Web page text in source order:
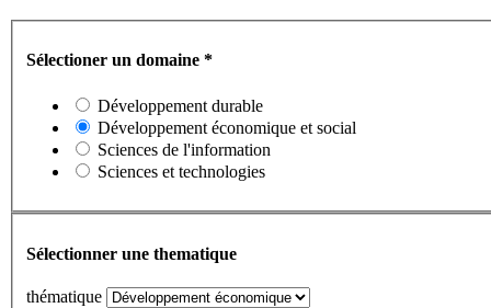
Sélectioner un domaine *
Développement durable
Développement économique et social
Sciences de l'information
Sciences et technologies
Sélectionner une thematique
thématique